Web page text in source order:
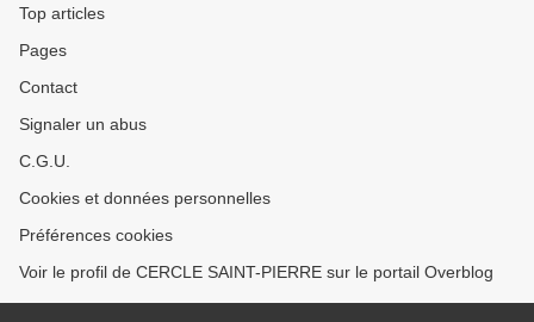
Top articles
Pages
Contact
Signaler un abus
C.G.U.
Cookies et données personnelles
Préférences cookies
Voir le profil de CERCLE SAINT-PIERRE sur le portail Overblog